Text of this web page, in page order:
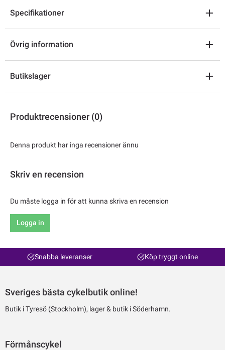
Specifikationer
Övrig information
Butikslager
Produktrecensioner (0)
Denna produkt har inga recensioner ännu
Skriv en recension
Du måste logga in för att kunna skriva en recension
Logga in
Snabba leveranser Köp tryggt online
Sveriges bästa cykelbutik online!
Butik i Tyresö (Stockholm), lager & butik i Söderhamn.
Förmånscykel